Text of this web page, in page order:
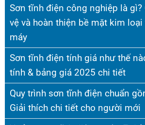
Sơn tĩnh điện công nghiệp là gì?
vệ và hoàn thiện bề mặt kim
máy
Sơn tĩnh điện tính giá như thế
tính & bảng giá 2025 chi tiết
Quy trình sơn tĩnh điện chuẩn
Giải thích chi tiết cho người mới